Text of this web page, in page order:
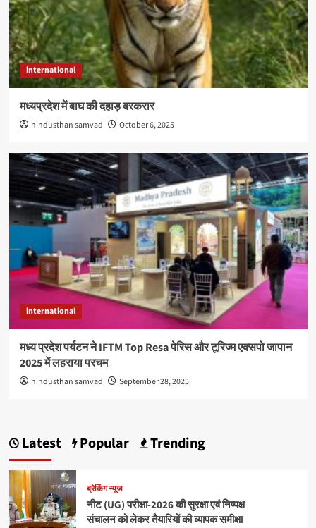
international
मध्यप्रदेश में बाघ की दहाड़ बरकरार
hindusthan samvad October 6, 2025
international
मध्य प्रदेश पर्यटन ने IFTM Top Resa पेरिस और टूरिज्म एक्सपो जापान
2025 में लहराया परचम
hindusthan samvad September 28, 2025
Latest Popular Trending
ब्रेकिंग न्यूज
नीट (UG) परीक्षा-2026 की सुरक्षा एवं निष्पक्ष
संचालन को लेकर तैयारियों की व्यापक समीक्षा